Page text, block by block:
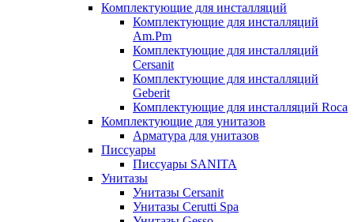
Комплектующие для инсталляций
Комплектующие для инсталляций
Am.Pm
Комплектующие для инсталляций
Cersanit
Комплектующие для инсталляций
Geberit
Комплектующие для инсталляций Roca
Комплектующие для унитазов
Арматура для унитазов
Писсуары
Писсуары SANITA
Унитазы
Унитазы Cersanit
Унитазы Cerutti Spa